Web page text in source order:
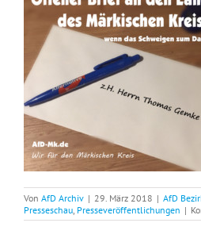
Von AfD Archiv | 29. März 2018 | AfD
Presseschau Presseveröffentlichungen |